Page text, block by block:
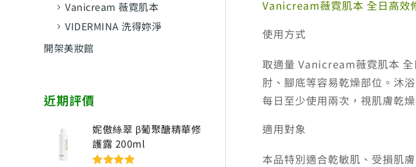
Vanicream 薇霓肌本
VIDERMINA 洗得妳淨
開架美妝館
近期評價
妮傲絲翠 β葡聚醣精華修
護露 200ml
Vanicream薇霓肌本 全日高效
使用方式
取適量 Vanicream薇霓肌本 全
肘、腳底等容易乾燥部位。沐
每日至少使用兩次，視肌膚乾
適用對象
本品特別適合乾敏肌、受損肌